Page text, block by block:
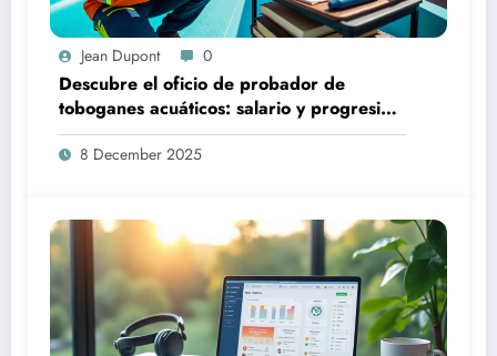
Jean Dupont 0
Descubre el oficio de probador de
toboganes acuáticos: salario y progresión
profesional
8 December 2025